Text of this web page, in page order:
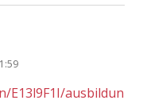
E13l9F1I/ausbildun